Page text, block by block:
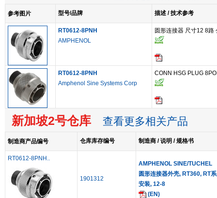
参考图片 型号/品牌 描述 / 技术参考
RT0612-8PNH
AMPHENOL
圆形连接器 尺寸12 8路
RT0612-8PNH
Amphenol Sine Systems Corp
CONN HSG PLUG
新加坡2号仓库 查看更多相关产品
制造商产品编号 仓库库存编号 制造商 / 说明 / 规格书
RT0612-8PNH..
1901312
AMPHENOL SINE/TUCHEL
圆形连接器外壳, RT360, RT
安装, 12-8
(EN)